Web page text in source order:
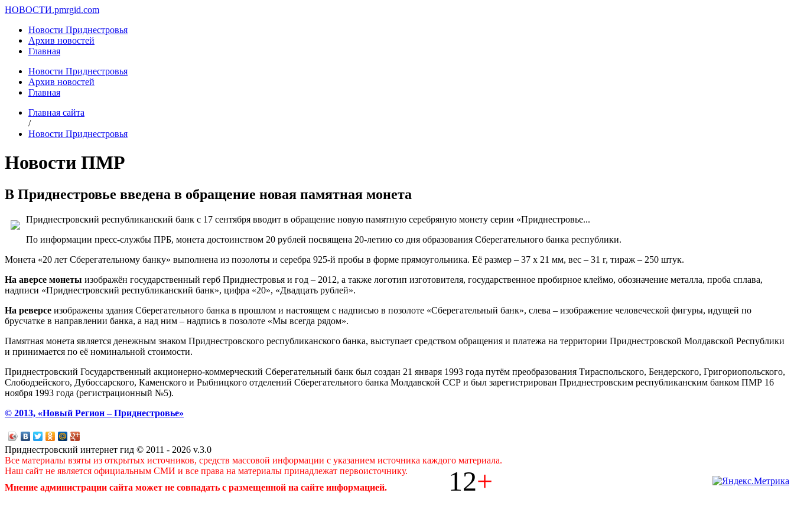
НОВОСТИ.pmrgid.com
Новости Приднестровья
Архив новостей
Главная
Новости Приднестровья
Архив новостей
Главная
Главная сайта
/
Новости Приднестровья
Новости ПМР
В Приднестровье введена в обращение новая памятная монета
Приднестровский республиканский банк с 17 сентября вводит в обращение новую памятную серебряную монету серии «Приднестровье...
По информации пресс-службы ПРБ, монета достоинством 20 рублей посвящена 20-летию со дня образования Сберегательного банка республики.
Монета «20 лет Сберегательному банку» выполнена из позолоты и серебра 925-й пробы в форме прямоугольника. Её размер – 37 х 21 мм, вес – 31 г, тираж – 250 штук.
На аверсе монеты изображён государственный герб Приднестровья и год – 2012, а также логотип изготовителя, государственное пробирное клеймо, обозначение металла, проба сплава,
надписи «Приднестровский республиканский банк», цифра «20», «Двадцать рублей».
На реверсе изображены здания Сберегательного банка в прошлом и настоящем с надписью в позолоте «Сберегательный банк», слева – изображение человеческой фигуры, идущей по
брусчатке в направлении банка, а над ним – надпись в позолоте «Мы всегда рядом».
Памятная монета является денежным знаком Приднестровского республиканского банка, выступает средством обращения и платежа на территории Приднестровской Молдавской Республики
и принимается по её номинальной стоимости.
Приднестровский Государственный акционерно-коммерческий Сберегательный банк был создан 21 января 1993 года путём преобразования Тираспольского, Бендерского, Григориопольского,
Слободзейского, Дубоссарского, Каменского и Рыбницкого отделений Сберегательного банка Молдавской ССР и был зарегистрирован Приднестровским республиканским банком ПМР 16
ноября 1993 года (регистрационный №5).
© 2013, «Новый Регион – Приднестровье»
Приднестровский интернет гид © 2011 - 2026 v.3.0
Все материалы взяты из открытых источников, средств массовой информации с указанием источника каждого материала.
Наш сайт не является официальным СМИ и все права на материалы принадлежат первоисточнику.
Мнение администрации сайта может не совпадать с размещенной на сайте информацией.
12+